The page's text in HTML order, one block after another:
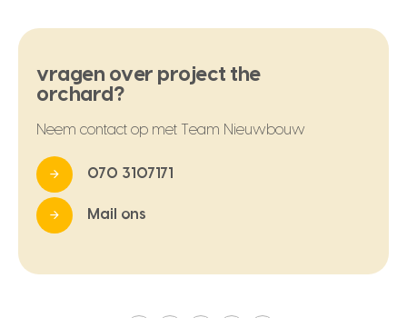
vragen over project the
orchard?
Neem contact op met Team Nieuwbouw
070 3107171
Mail ons